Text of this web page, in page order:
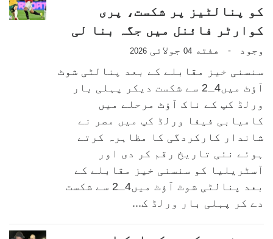
کو پنالٹیز پر شکست، پری
کوارٹر فائنل میں جگہ بنا لی
وجود - هفته 04 جولائی 2026
سنسنی خیز مقابلے کے بعد پنالٹی شوٹ
آؤٹ میں4ـ2 سے شکست دیکر پہلی بار
ورلڈ کپ کے ناک آؤٹ مرحلے میں
کامیابی فیفا ورلڈ کپ میں مصر نے
شاندار کارکردگی کا مظاہرہ کرتے
ہوئے نئی تاریخ رقم کر دی اور
آسٹریلیا کو سنسنی خیز مقابلے کے
بعد پنالٹی شوٹ آؤٹ میں4ـ2 سے شکست
دے کر پہلی بار ورلڈ ک...